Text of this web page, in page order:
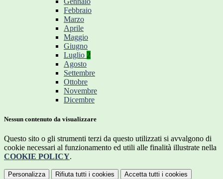
Febbraio
Marzo
Aprile
Maggio
Giugno
Luglio 2
Agosto
Settembre
Ottobre
Novembre
Dicembre
Nessun contenuto da visualizzare
Questo sito o gli strumenti terzi da questo utilizzati si avvalgono di
cookie necessari al funzionamento ed utili alle finalità illustrate nella
COOKIE POLICY.
Personalizza Rifiuta tutti i cookies Accetta tutti i cookies